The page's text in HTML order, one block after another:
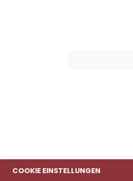
COOKIE EINSTELLUNGEN